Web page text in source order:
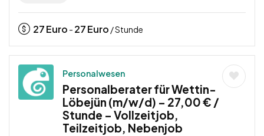
27Euro - 27Euro / Stunde
Personalwesen
Personalberater für Wettin-
Löbejün (m/w/d) – 27,00 € /
Stunde – Vollzeitjob,
Teilzeitjob, Nebenjob